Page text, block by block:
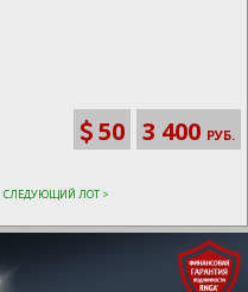
50 3 400 РУБ.
СЛЕДУЮЩИЙ ЛОТ >